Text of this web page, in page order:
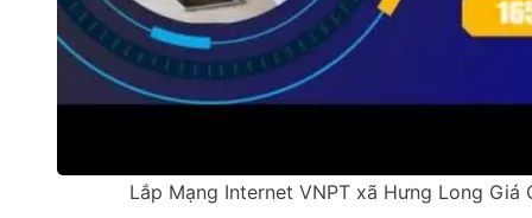
Lắp Mạng Internet VNPT xã Hưng Long Giá